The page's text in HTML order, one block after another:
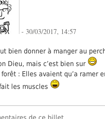
- 30/03/2017, 14:57
bien donner à manger au
Dieu, mais c’est bien sur
forêt : Elles avaient qu’a ramer
les muscles